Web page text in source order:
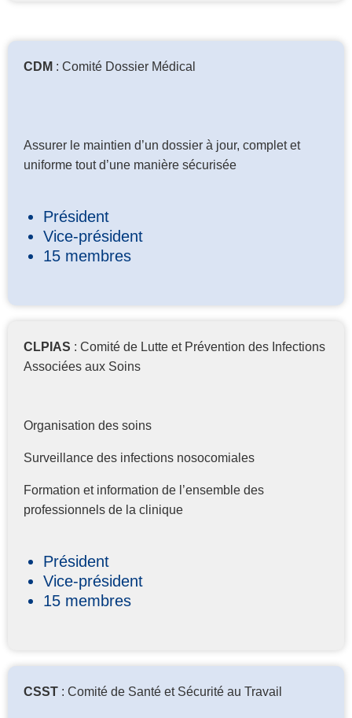
CDM : Comité Dossier Médical
Assurer le maintien d’un dossier à jour, complet et
uniforme tout d’une manière sécurisée
Président
Vice-président
15 membres
CLPIAS : Comité de Lutte et Prévention des Infections
Associées aux Soins
Organisation des soins
Surveillance des infections nosocomiales
Formation et information de l’ensemble des
professionnels de la clinique
Président
Vice-président
15 membres
CSST : Comité de Santé et Sécurité au Travail